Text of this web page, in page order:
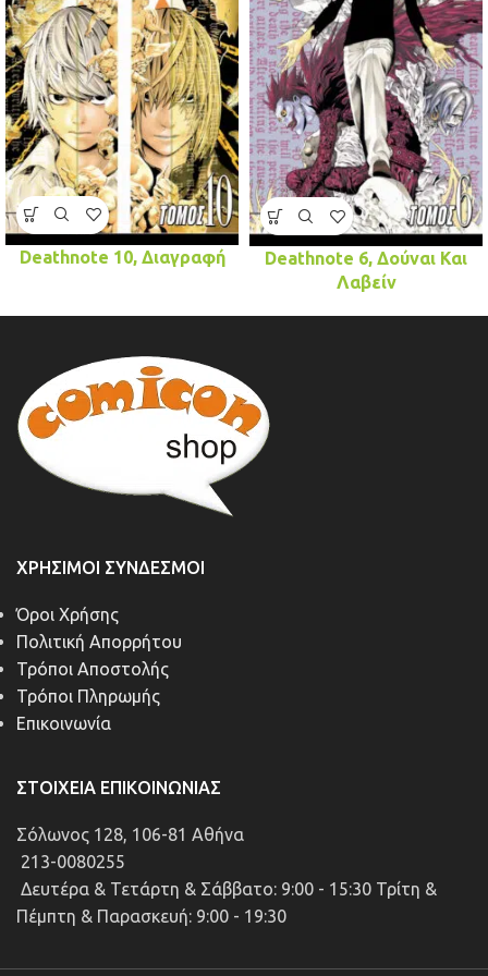
Deathnote 10, Διαγραφή
Deathnote 6, Δούναι Και
Λαβείν
ΧΡΉΣΙΜΟΙ ΣΎΝΔΕΣΜΟΙ
Όροι Χρήσης
Πολιτική Απορρήτου
Τρόποι Αποστολής
Τρόποι Πληρωμής
Επικοινωνία
ΣΤΟΙΧΕΊΑ ΕΠΙΚΟΙΝΩΝΊΑΣ
Σόλωνος 128, 106-81 Αθήνα
213-0080255
Δευτέρα & Τετάρτη & Σάββατο: 9:00 - 15:30 Τρίτη &
Πέμπτη & Παρασκευή: 9:00 - 19:30